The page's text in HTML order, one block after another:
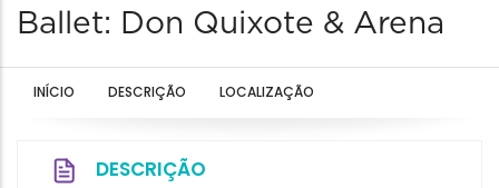
Ballet: Don Quixote & Arena
INÍCIO DESCRIÇÃO LOCALIZAÇÃO
DESCRIÇÃO